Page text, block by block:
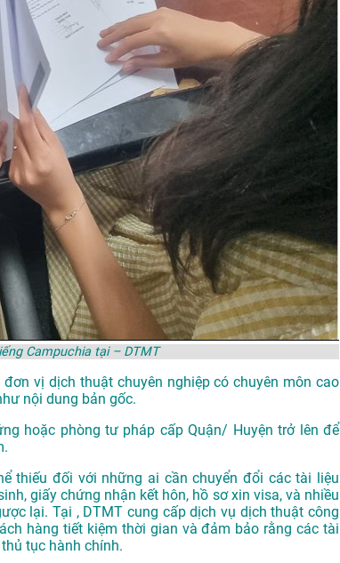
Campuchia tại – DTMT
vị dịch thuật chuyên nghiệp có chuyên môn cao
nội dung bản gốc.
hoặc phòng tư pháp cấp Quận/ Huyện trở lên để
thiếu đối với những ai cần chuyển đổi các tài liệu
giấy chứng nhận kết hôn, hồ sơ xin visa, và nhiều
lại. Tại , DTMT cung cấp dịch vụ dịch thuật công
hàng tiết kiệm thời gian và đảm bảo rằng các tài
tục hành chính.